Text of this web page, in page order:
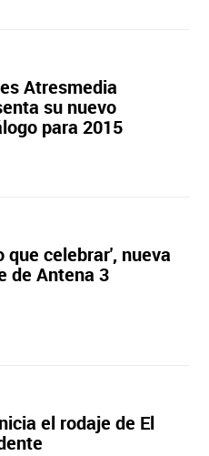
Atresmedia
su nuevo
para 2015
que celebrar', nueva
de Antena 3
el rodaje de El